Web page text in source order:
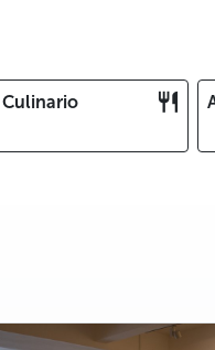
Culinario